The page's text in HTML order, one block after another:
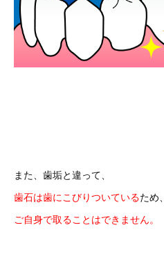
また、歯垢と違って、
歯石は歯にこびりついているため、
ご自身で取ることはできません。